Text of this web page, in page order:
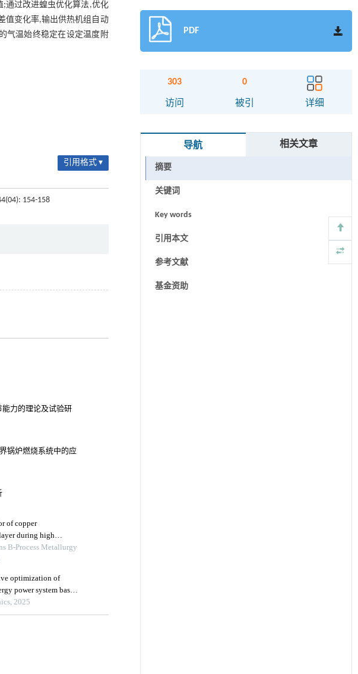
通过改进蝗虫优化算法,优化
值变化率,输出供热机组自动
气温始终稳定在设定温度附
引用格式 ▾
154-158
PDF
303
访问
0
被引 详细
导航 相关文章
摘要
关键词
Key words
引用本文
参考文献
基金资助